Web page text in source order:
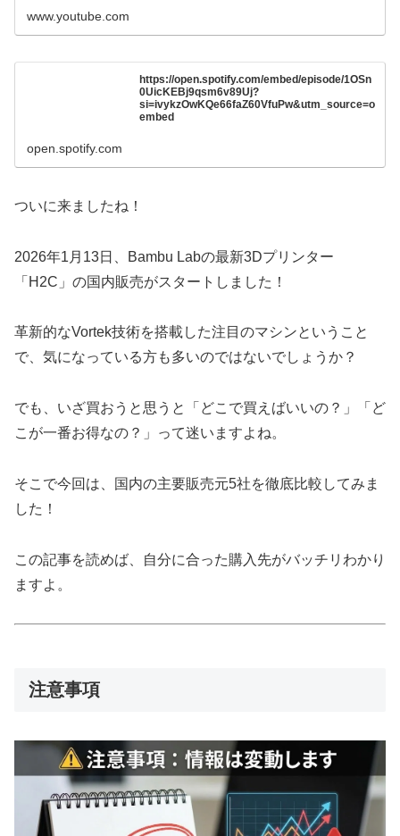
www.youtube.com
https://open.spotify.com/embed/episode/1OSn
0UicKEBj9qsm6v89Uj?
si=ivykzOwKQe66faZ60VfuPw&utm_source=o
embed
open.spotify.com
ついに来ましたね！
2026年1月13日、Bambu Labの最新3Dプリンター
「H2C」の国内販売がスタートしました！
革新的なVortek技術を搭載した注目のマシンということ
で、気になっている方も多いのではないでしょうか？
でも、いざ買おうと思うと「どこで買えばいいの？」「ど
こが一番お得なの？」って迷いますよね。
そこで今回は、国内の主要販売元5社を徹底比較してみま
した！
この記事を読めば、自分に合った購入先がバッチリわかり
ますよ。
注意事項